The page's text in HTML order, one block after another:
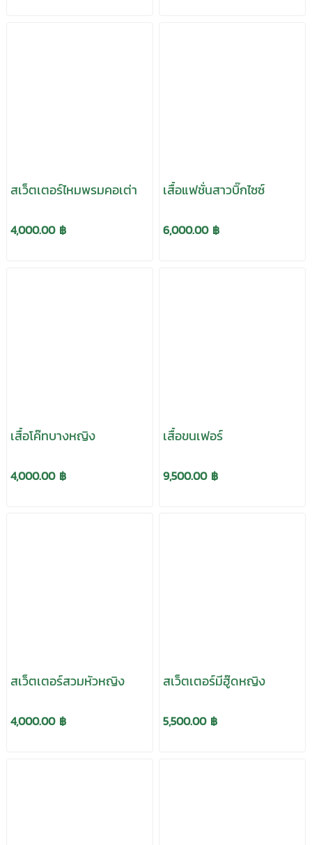
สเว็ตเตอร์ไหมพรมคอเต่า
4,000.00 ฿
เสื้อแฟชั่นสาวบิ๊กไซซ์
6,000.00 ฿
เสื้อโค๊ทบางหญิง
4,000.00 ฿
เสื้อขนเฟอร์
9,500.00 ฿
สเว็ตเตอร์สวมหัวหญิง
4,000.00 ฿
สเว็ตเตอร์มีฮู๊ดหญิง
5,500.00 ฿